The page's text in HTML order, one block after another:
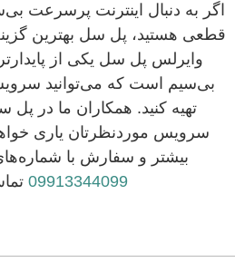
اگر به دنبال اینترنت پرسرعت
قطعی هستید، پل سل بهترین
وایرلس پل سل یکی از
بی‌سیم است که می‌توانید سرویس
تهیه کنید. همکاران ما در پل
سرویس موردنظرتان یاری
بیشتر و سفارش با
09913344099